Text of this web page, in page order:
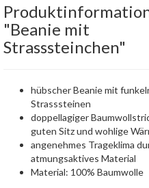
"Beanie mit
Strasssteinchen"
hübscher Beanie mit
Strasssteinen
doppellagiger
guten Sitz und wohlige
angenehmes Trageklima
atmungsaktives Material
Material: 100% Baumwolle